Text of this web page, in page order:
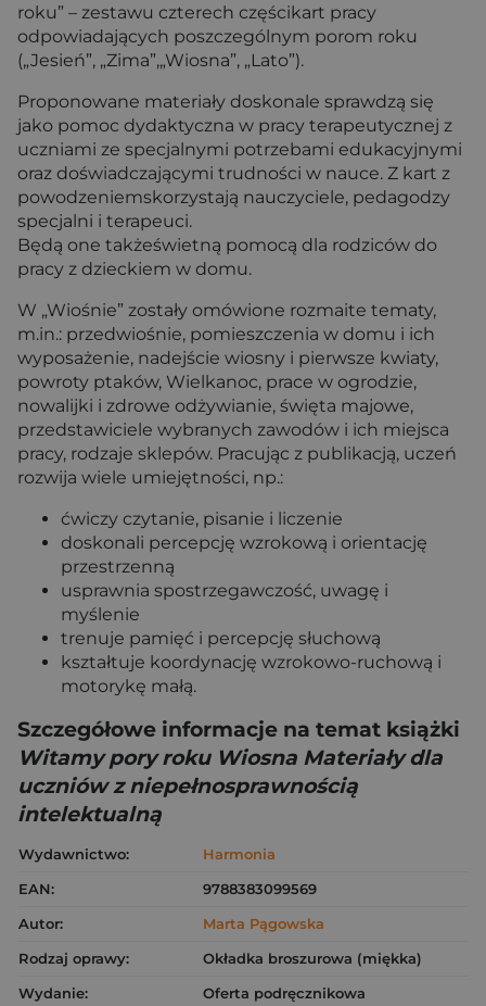
roku” – zestawu czterech częścikart pracy
odpowiadających poszczególnym porom roku
(„Jesień”, „Zima”,„Wiosna”, „Lato”).
Proponowane materiały doskonale sprawdzą się
jako pomoc dydaktyczna w pracy terapeutycznej z
uczniami ze specjalnymi potrzebami edukacyjnymi
oraz doświadczającymi trudności w nauce. Z kart z
powodzeniemskorzystają nauczyciele, pedagodzy
specjalni i terapeuci.
Będą one takżeświetną pomocą dla rodziców do
pracy z dzieckiem w domu.
W „Wiośnie” zostały omówione rozmaite tematy,
m.in.: przedwiośnie, pomieszczenia w domu i ich
wyposażenie, nadejście wiosny i pierwsze kwiaty,
powroty ptaków, Wielkanoc, prace w ogrodzie,
nowalijki i zdrowe odżywianie, święta majowe,
przedstawiciele wybranych zawodów i ich miejsca
pracy, rodzaje sklepów. Pracując z publikacją, uczeń
rozwija wiele umiejętności, np.:
ćwiczy czytanie, pisanie i liczenie
doskonali percepcję wzrokową i orientację
przestrzenną
usprawnia spostrzegawczość, uwagę i
myślenie
trenuje pamięć i percepcję słuchową
kształtuje koordynację wzrokowo-ruchową i
motorykę małą.
Szczegółowe informacje na temat książki
Witamy pory roku Wiosna Materiały dla
uczniów z niepełnosprawnością
intelektualną
Wydawnictwo:
Harmonia
EAN:
9788383099569
Autor:
Marta Pągowska
Rodzaj oprawy:
Okładka broszurowa (miękka)
Wydanie:
Oferta podręcznikowa